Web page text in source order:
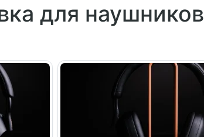
для наушников